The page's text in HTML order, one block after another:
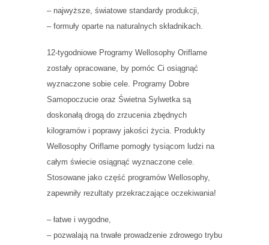
– najwyższe, światowe standardy produkcji,
– formuły oparte na naturalnych składnikach.
12-tygodniowe Programy Wellosophy Oriflame
zostały opracowane, by pomóc Ci osiągnąć
wyznaczone sobie cele. Programy Dobre
Samopoczucie oraz Świetna Sylwetka są
doskonałą drogą do zrzucenia zbędnych
kilogramów i poprawy jakości życia. Produkty
Wellosophy Oriflame pomogły tysiącom ludzi na
całym świecie osiągnąć wyznaczone cele.
Stosowane jako część programów Wellosophy,
zapewniły rezultaty przekraczające oczekiwania!
– łatwe i wygodne,
– pozwalają na trwałe prowadzenie zdrowego trybu